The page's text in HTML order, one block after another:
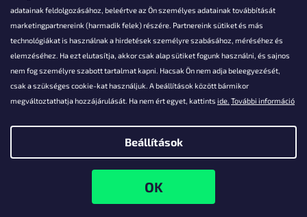
adatainak feldolgozásához, beleértve az Ön személyes adatainak továbbítását
marketingpartnereink (harmadik felek) részére. Partnereink sütiket és más
technológiákat is használnak a hirdetések személyre szabásához, méréséhez és
elemzéséhez. Ha ezt elutasítja, akkor csak alap sütiket fogunk használni, és sajnos
nem fog személyre szabott tartalmat kapni. Hacsak Ön nem adja beleegyezését,
csak a szükséges cookie-kat használjuk. A beállítások között bármikor
megváltoztathatja hozzájárulását. Ha nem ért egyet, kattints ide. További információ
Beállítások
Falanzo.hu. Minden jog fenntartva.